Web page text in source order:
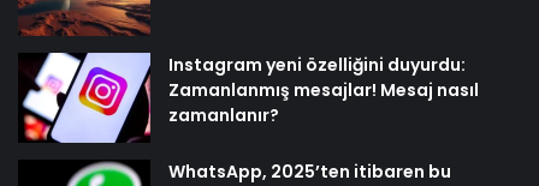
Instagram yeni özelliğini duyurdu:
Zamanlanmış mesajlar! Mesaj nasıl
zamanlanır?
WhatsApp, 2025’ten itibaren bu